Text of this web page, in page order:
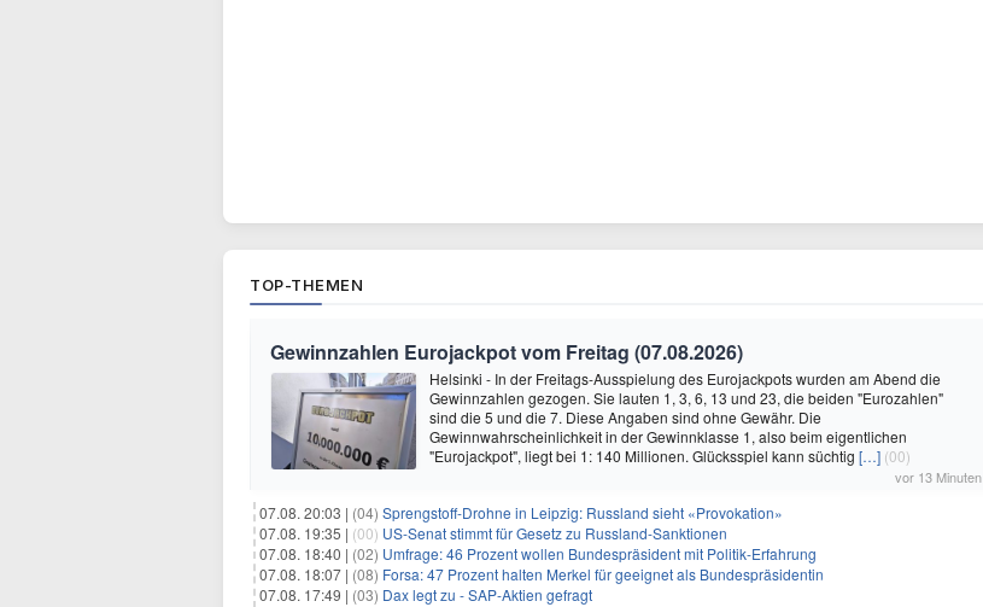
TOP-THEMEN
Gewinnzahlen Eurojackpot vom Freitag (07.08.2026)
Helsinki - In der Freitags-Ausspielung des Eurojackpots wurden am Abend die
Gewinnzahlen gezogen. Sie lauten 1, 3, 6, 13 und 23, die beiden "Eurozahlen"
sind die 5 und die 7. Diese Angaben sind ohne Gewähr. Die
Gewinnwahrscheinlichkeit in der Gewinnklasse 1, also beim eigentlichen
"Eurojackpot", liegt bei 1: 140 Millionen. Glücksspiel kann süchtig […] (00)
vor 13 Minuten
07.08. 20:03 | (04) Sprengstoff-Drohne in Leipzig: Russland sieht «Provokation»
07.08. 19:35 | (00) US-Senat stimmt für Gesetz zu Russland-Sanktionen
07.08. 18:40 | (02) Umfrage: 46 Prozent wollen Bundespräsident mit Politik-Erfahrung
07.08. 18:07 | (08) Forsa: 47 Prozent halten Merkel für geeignet als Bundespräsidentin
07.08. 17:49 | (03) Dax legt zu - SAP-Aktien gefragt